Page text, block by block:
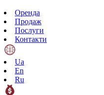
Оренда
Продаж
Послуги
Контакти
Ua
En
Ru